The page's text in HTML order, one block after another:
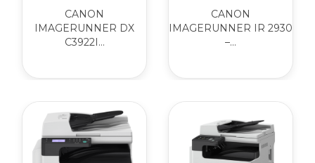
CANON
IMAGERUNNER DX
C3922I...
CANON
IMAGERUNNER IR 2930
–...